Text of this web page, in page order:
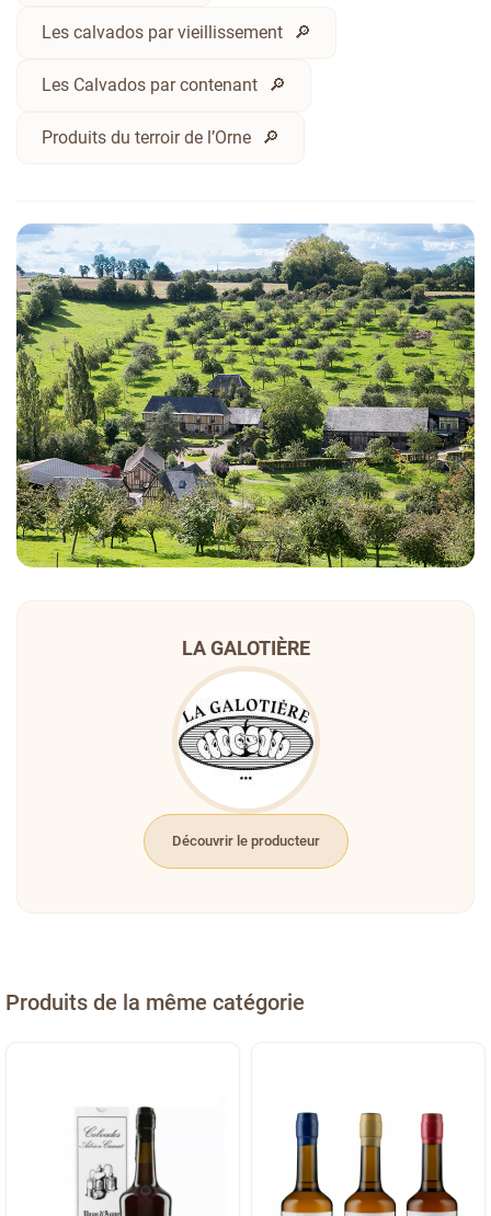
Les calvados par vieillissement
Les Calvados par contenant
Produits du terroir de l’Orne
LA GALOTIÈRE
Découvrir le producteur
Produits de la même catégorie